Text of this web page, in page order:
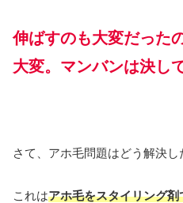
伸ばすのも大変だった
大変。 マンバンは決し
さて、アホ毛問題はどう解決し
これはアホ毛をスタイリング